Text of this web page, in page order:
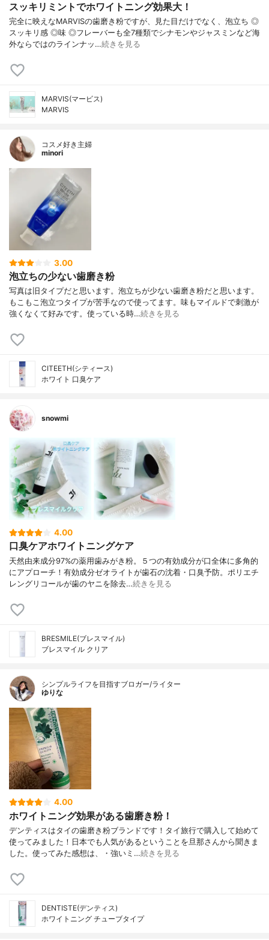
スッキリミントでホワイトニング効果大！
完全に映えなMARVISの歯磨き粉ですが、見た目だけでなく、泡立ち ◎
スッキリ感 ◎味 ◎フレーバーも全7種類でシナモンやジャスミンなど海
外ならではのラインナッ…続きを見る
MARVIS(マービス)
MARVIS
コスメ好き主婦
minori
3.00
泡立ちの少ない歯磨き粉
写真は旧タイプだと思います。泡立ちが少ない歯磨き粉だと思います。
もこもこ泡立つタイプが苦手なので使ってます。味もマイルドで刺激が
強くなくて好みです。使っている時…続きを見る
CITEETH(シティース)
ホワイト 口臭ケア
snowmi
4.00
口臭ケアホワイトニングケア
天然由来成分97%の薬用歯みがき粉。５つの有効成分が口全体に多角的
にアプローチ！有効成分ゼオライトが歯石の沈着・口臭予防。ポリエチ
レングリコールが歯のヤニを除去…続きを見る
BRESMILE(ブレスマイル)
ブレスマイル クリア
シンプルライフを目指すブロガー/ライター
ゆりな
4.00
ホワイトニング効果がある歯磨き粉！
デンティスはタイの歯磨き粉ブランドです！タイ旅行で購入して始めて
使ってみました！日本でも人気があるということを旦那さんから聞きま
した。使ってみた感想は、・強いミ…続きを見る
DENTISTE(デンティス)
ホワイトニング チューブタイプ